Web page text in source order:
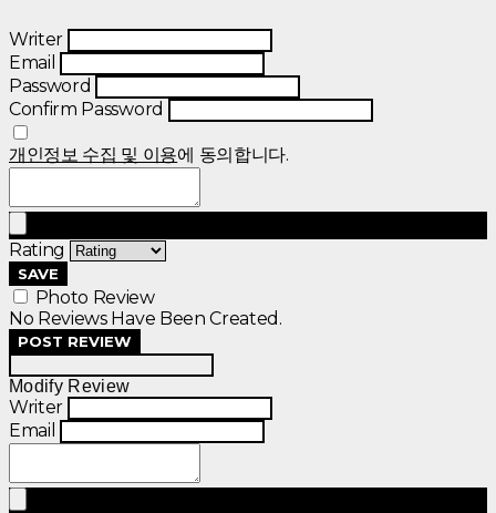
Writer
Email
Password
Confirm Password
개인정보 수집 및 이용에 동의합니다.
Rating
SAVE
Photo Review
No Reviews Have Been Created.
POST REVIEW
Modify Review
Writer
Email